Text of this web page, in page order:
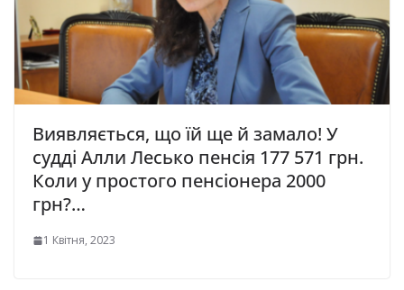
Виявляється, що їй ще й замало! У
судді Алли Лесько пенсія 177 571 грн.
Коли у простого пенсіонера 2000
грн?…
1 Квітня, 2023